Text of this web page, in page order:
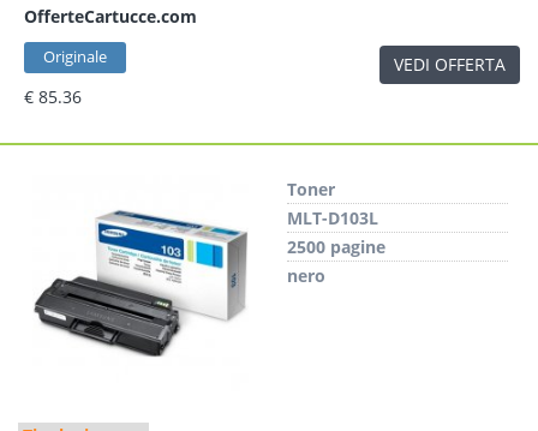
OfferteCartucce.com
Originale
€ 85.36
VEDI OFFERTA
Toner
MLT-D103L
2500 pagine
nero